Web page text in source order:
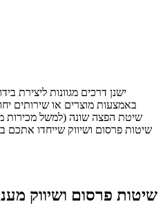
ישנן דרכים מגוונות ליצירת
באמצעות מוצרים או שירותים
שיטת הפצה שונה (למשל מכירות
שיטות פרסום ושיווק שייחדו אתכם
שיטות פרסום ושיווק